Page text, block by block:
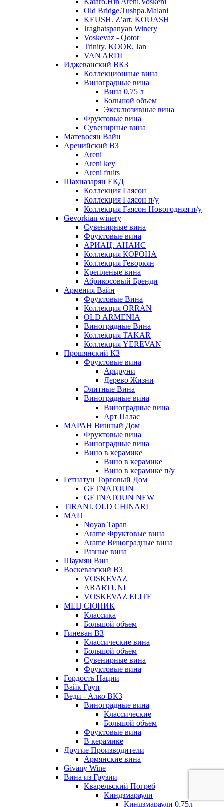
Old Bridge.Tushpa.Malani
KEUSH. Z’art. KOUASH
Jraghatspanyan Winery
Voskevaz - Qotot
Trinity. KOOR. Jan
VAN ARDI
Иджеванский ВКЗ
Коллекционные вина
Виноградные вина
Вина 0,75 л
Большой объем
Эксклюзивные вина
Фруктовые вина
Cувенирные вина
Матевосян Вайн
Аренийский ВЗ
Areni
Areni key
Areni fruits
Шахназарян ЕКД
Коллекция Гаясон
Коллекция Гаясон п/у
Коллекция Гаясон Новогодняя п/у
Gevorkian winery
Сувенирные вина
Фруктовые вина
АРИАЦ. АНАИС
Коллекция КОРОНА
Коллекция Геворкян
Крепленые вина
Абрикосовый Бренди
Армения Вайн
Фруктовые Вина
Коллекция ORRAN
OLD ARMENIA
Виноградные Вина
Коллекция TAKAR
Коллекция YEREVAN
Прошянский КЗ
Фруктовые вина
Арцруни
Дерево Жизни
Элитные Вина
Виноградные вина
Виноградные вина
Арт Палас
МАРАН Винный Дом
Фруктовые вина
Виноградные вина
Вино в керамике
Вино в керамике
Вино в керамике п/у
Гетнатун Торговый Дом
GETNATOUN
GETNATOUN NEW
TIRANI. OLD CHINARI
МАП
Noyan Tapan
Arame Фруктовые вина
Arame Виноградные вина
Разные вина
Шаумян Вин
Воскевазский ВЗ
VOSKEVAZ
ARARTUNI
VOSKEVAZ ELITE
МЕЦ СЮНИК
Классика
Большой объем
Гиневан ВЗ
Классические вина
Большой объем
Сувенирные вина
Фруктовые вина
Гордость Нации
Вайк Груп
Веди - Алко ВКЗ
Виноградные вина
Классические
Большой объем
Фруктовые вина
В керамике
Другие Производители
Армянские вина
Givany Wine
Вина из Грузии
Кварельский Погреб
Киндзмараули
Киндзмараули 0,75л